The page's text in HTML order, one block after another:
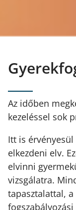
Az időben
kezeléssel sok
Itt is
elkezdeni elv.
elvinni
vizsgálatra.
tapasztalattal,